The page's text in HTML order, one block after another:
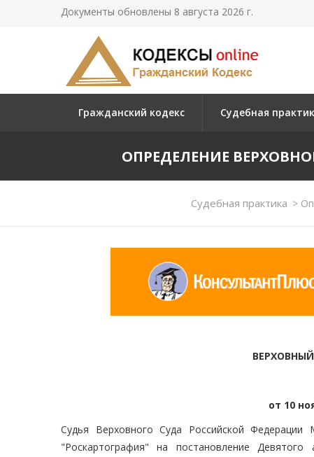
Документы обновлены 8 августа 2026 г.
Гражданский кодекс Судебная
ОПРЕДЕЛЕНИЕ
Судебная практика >
от 10
Судья Верховного Суда Российской
"Роскартография" на постановление